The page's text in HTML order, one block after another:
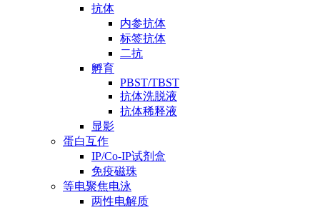
抗体
内参抗体
标签抗体
二抗
孵育
PBST/TBST
抗体洗脱液
抗体稀释液
显影
蛋白互作
IP/Co-IP试剂盒
免疫磁珠
等电聚焦电泳
两性电解质